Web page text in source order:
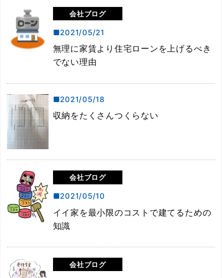
会社ブログ
2021/05/21
無理に家賃より住宅ローンを上げるべき
でない理由
2021/05/18
収納をたくさんつくらない
会社ブログ
2021/05/10
イイ家を最小限のコストで建てるための
知識
会社ブログ